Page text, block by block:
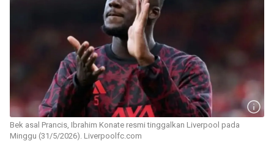
Bek asal Prancis, Ibrahim Konate resmi tinggalkan Liverpool pada
Minggu (31/5/2026). Liverpoolfc.com